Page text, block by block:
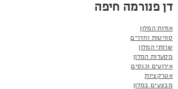
דן פנורמה חיפה
אודות המלון
סוויטות וחדרים
שרותי המלון
מסעדות המלון
אירועים וכנסים
אטרקציות
מבצעים במלון